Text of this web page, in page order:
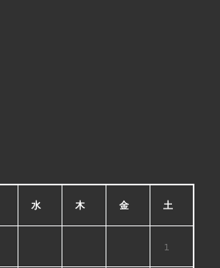
水 木 金 土
1